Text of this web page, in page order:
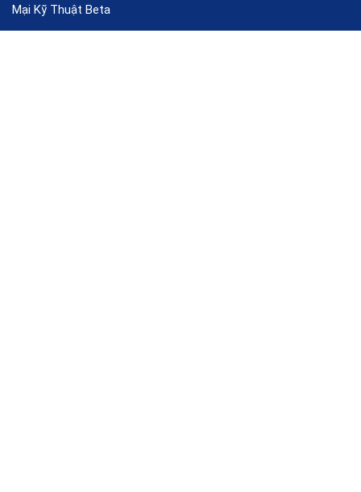
Mại Kỹ Thuật Beta